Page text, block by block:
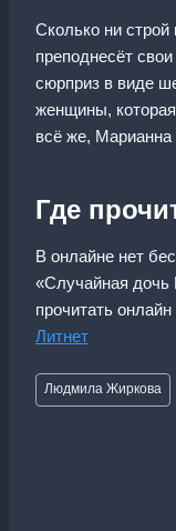
Сколько ни строй
преподнесёт
сюрприз в виде
женщины,
всё же, Марианна
Где
В онлайне нет
«Случайная
прочитать
Литнет
Метки
записи:
Людмила Жиркова